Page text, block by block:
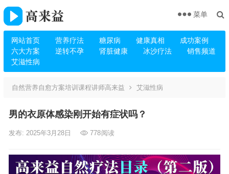
网站首页 营养疗法 糖尿病 健康真相
成功案例
六大方案
逆转不孕 肾脏健康 冰沙疗法
销售频道
艾滋性病
菜单
自然营养自愈方案培训课程讲师高来益 艾滋性病
男的衣原体感染刚开始有症状吗？
发布: 2025年3月28日 778阅读